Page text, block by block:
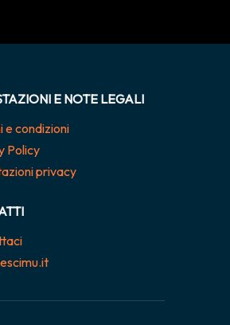
E NOTE LEGALI
e condizioni
Policy
privacy